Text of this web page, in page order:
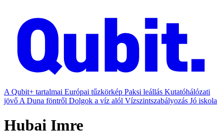
A Qubit+ tartalmai Európai tűzkörkép Paksi leállás Kutatóhálózati
jövő A Duna föntről Dolgok a víz alól Vízszintszabályozás Jó iskola
Hubai Imre